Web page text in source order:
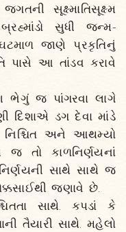
સૂક્ષ્માતિસૂક્ષ્મ
સુધી જન્મ-
જાણે પ્રકૃતિનું
પાસે આ તાંડવ કરાવે
ભેગું જ પાંગરવા લાગે
ડગ દેવા માંડે
અને આથમ્યો
તો કાળનિર્ણયનાં
સાથે સાથે જ
જણાવે છે.
સાથે. કપડાં કે
તૈયારી સાથે. મહેલો